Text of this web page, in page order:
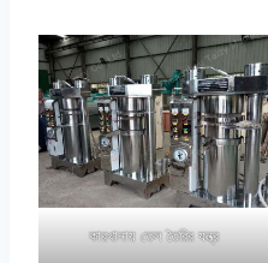
কারখানায় তেল তৈরির যন্ত্র